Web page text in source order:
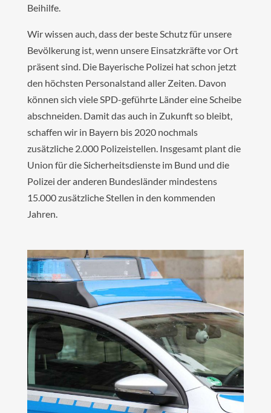
Beihilfe.
Wir wissen auch, dass der beste Schutz für unsere
Bevölkerung ist, wenn unsere Einsatzkräfte vor Ort
präsent sind. Die Bayerische Polizei hat schon jetzt
den höchsten Personalstand aller Zeiten. Davon
können sich viele SPD-geführte Länder eine Scheibe
abschneiden. Damit das auch in Zukunft so bleibt,
schaffen wir in Bayern bis 2020 nochmals
zusätzliche 2.000 Polizeistellen. Insgesamt plant die
Union für die Sicherheitsdienste im Bund und die
Polizei der anderen Bundesländer mindestens
15.000 zusätzliche Stellen in den kommenden
Jahren.